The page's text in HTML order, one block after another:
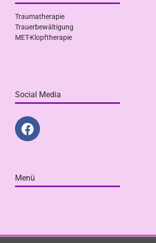
Traumatherapie
Trauerbewältigung
MET-Klopftherapie
Social Media
Menü